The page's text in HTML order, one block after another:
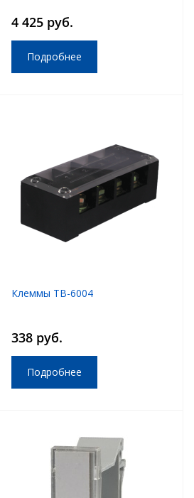
4 425 руб.
Подробнее
Клеммы TB-6004
338 руб.
Подробнее